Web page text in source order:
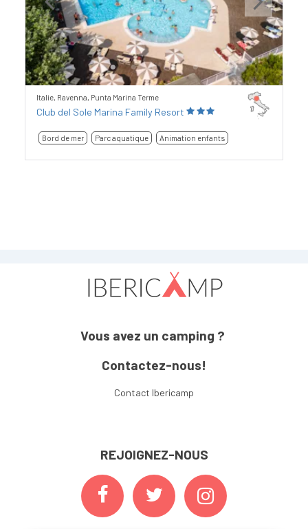
Previous Next
Italie, Ravenna, Punta Marina Terme
Club del Sole Marina Family Resort
Bord de mer Parc aquatique Animation enfants
Vous avez un camping ?
Contactez-nous!
Contact Ibericamp
REJOIGNEZ-NOUS